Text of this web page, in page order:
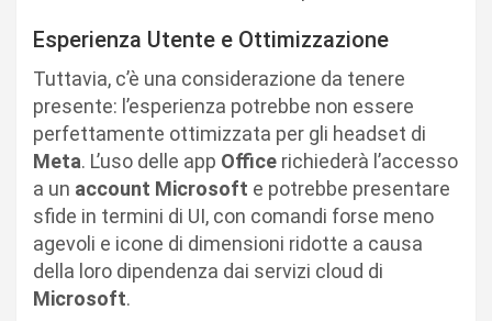
Esperienza Utente e Ottimizzazione
Tuttavia, c’è una considerazione da tenere
presente: l’esperienza potrebbe non essere
perfettamente ottimizzata per gli headset di
Meta. L’uso delle app Office richiederà l’accesso
a un account Microsoft e potrebbe presentare
sfide in termini di UI, con comandi forse meno
agevoli e icone di dimensioni ridotte a causa
della loro dipendenza dai servizi cloud di
Microsoft.